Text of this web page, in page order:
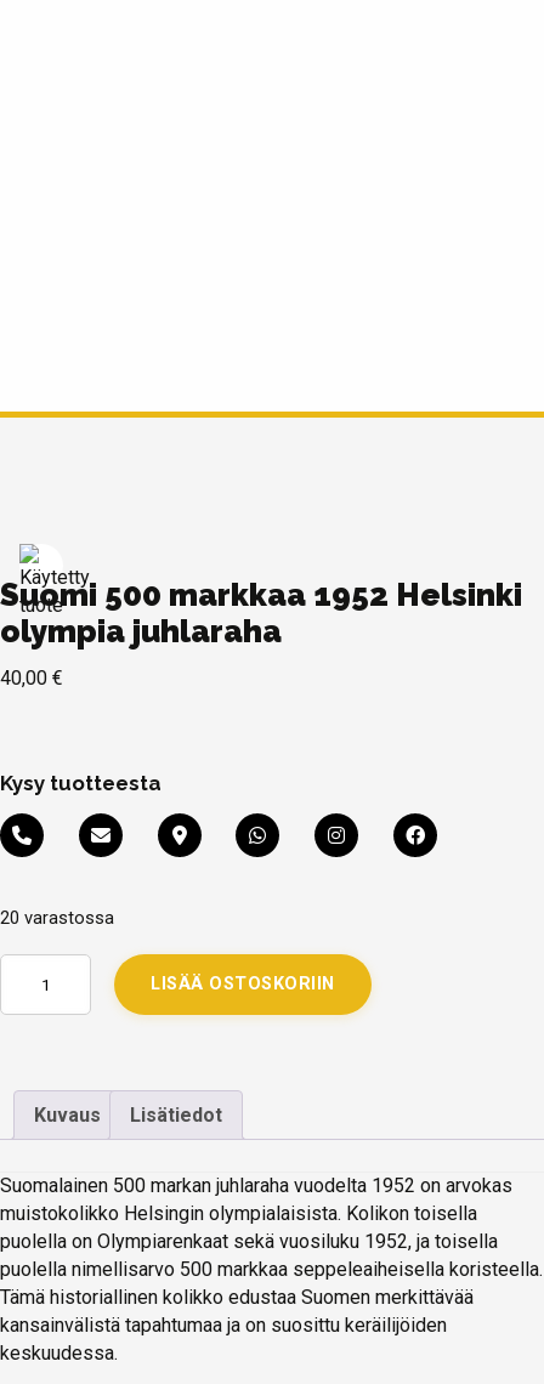
Suomi 500 markkaa 1952 Helsinki
olympia juhlaraha
40,00 €
Kysy tuotteesta
20 varastossa
LISÄÄ OSTOSKORIIN
Kuvaus Lisätiedot
Suomalainen 500 markan juhlaraha vuodelta 1952 on arvokas
muistokolikko Helsingin olympialaisista. Kolikon toisella
puolella on Olympiarenkaat sekä vuosiluku 1952, ja toisella
puolella nimellisarvo 500 markkaa seppeleaiheisella koristeella.
Tämä historiallinen kolikko edustaa Suomen merkittävää
kansainvälistä tapahtumaa ja on suosittu keräilijöiden
keskuudessa.